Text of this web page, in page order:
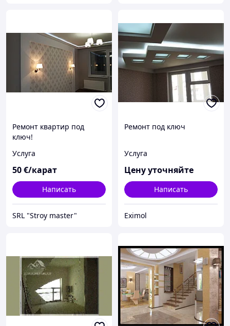
Ремонт квартир под
ключ!
Услуга
50€/карат
Написать
SRL "Stroy master"
Ремонт под ключ
Услуга
Цену уточняйте
Написать
Eximol